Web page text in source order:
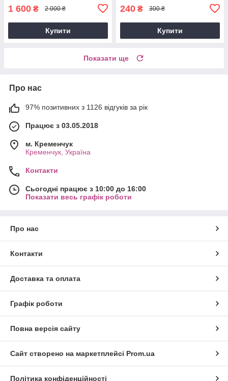
1 600 ₴ 2 000 ₴
Купити
240 ₴ 300 ₴
Купити
Показати ще
Про нас
97% позитивних з 1126 відгуків за рік
Працює з 03.05.2018
м. Кременчук
Кременчук, Україна
Контакти
Сьогодні працює з 10:00 до 16:00
Показати весь графік роботи
Про нас
Контакти
Доставка та оплата
Графік роботи
Повна версія сайту
Сайт створено на маркетплейсі Prom.ua
Політика конфіденційності